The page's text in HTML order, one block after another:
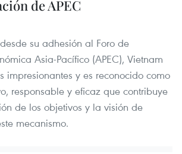
de APEC
su adhesión al Foro de
Asia-Pacífico (APEC), Vietnam
impresionantes y es reconocido como
responsable y eficaz que contribuye
de los objetivos y la visión de
mecanismo.